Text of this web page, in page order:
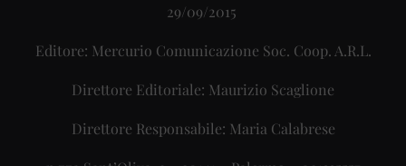
29/09/2015
Editore: Mercurio Comunicazione Soc. Coop. A.R.L.
Direttore Editoriale: Maurizio Scaglione
Direttore Responsabile: Maria Calabrese